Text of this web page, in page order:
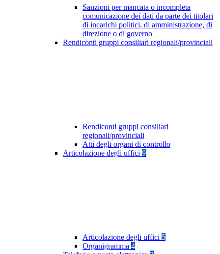
Sanzioni per mancata o incompleta
comunicazione dei dati da parte dei titolari
di incarichi politici, di amministrazione, di
direzione o di governo
Rendiconti gruppi consiliari regionali/provinciali
Rendiconti gruppi consiliari
regionali/provinciali
Atti degli organi di controllo
Articolazione degli uffici 9
Articolazione degli uffici 5
Organigramma 4